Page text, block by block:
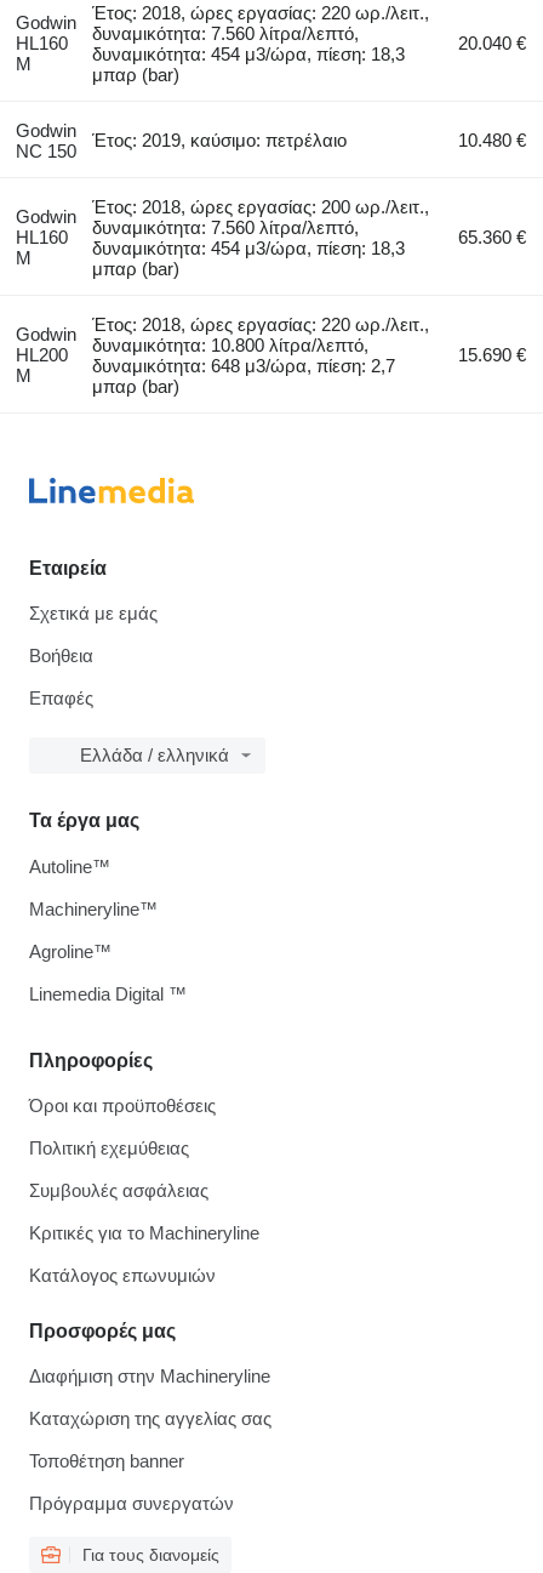
Godwin
HL160
M
Έτος: 2018, ώρες εργασίας: 220 ωρ./λειτ.,
δυναμικότητα: 7.560 λίτρα/λεπτό,
δυναμικότητα: 454 μ3/ώρα, πίεση: 18,3
μπαρ (bar)
20.040 €
Godwin
NC 150
Έτος: 2019, καύσιμο: πετρέλαιο 10.480 €
Godwin
HL160
M
Έτος: 2018, ώρες εργασίας: 200 ωρ./λειτ.,
δυναμικότητα: 7.560 λίτρα/λεπτό,
δυναμικότητα: 454 μ3/ώρα, πίεση: 18,3
μπαρ (bar)
65.360 €
Godwin
HL200
M
Έτος: 2018, ώρες εργασίας: 220 ωρ./λειτ.,
δυναμικότητα: 10.800 λίτρα/λεπτό,
δυναμικότητα: 648 μ3/ώρα, πίεση: 2,7
μπαρ (bar)
15.690 €
Εταιρεία
Σχετικά με εμάς
Βοήθεια
Επαφές
Ελλάδα / ελληνικά
Πληροφορίες
Όροι και προϋποθέσεις
Πολιτική εχεμύθειας
Συμβουλές ασφάλειας
Κριτικές για το Machineryline
Κατάλογος επωνυμιών
Προσφορές μας
Διαφήμιση στην Machineryline
Καταχώριση της αγγελίας σας
Τοποθέτηση banner
Πρόγραμμα συνεργατών
Για τους διανομείς
Τα έργα μας
Autoline™
Machineryline™
Agroline™
Linemedia Digital ™